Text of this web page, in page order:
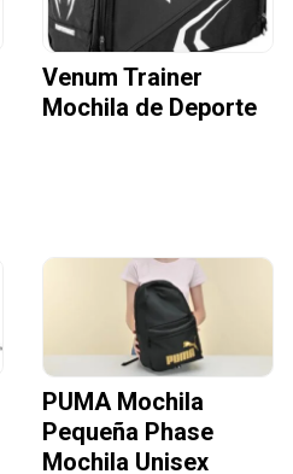
Venum Trainer
Mochila de Deporte
PUMA Mochila
Pequeña Phase
Mochila Unisex